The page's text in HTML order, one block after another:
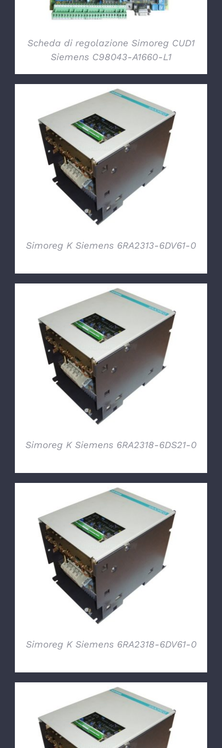
Scheda di regolazione Simoreg CUD1
Siemens C98043-A1660-L1
DETTAGLI
Simoreg K Siemens 6RA2313-6DV61-0
DETTAGLI
Simoreg K Siemens 6RA2318-6DS21-0
DETTAGLI
Simoreg K Siemens 6RA2318-6DV61-0